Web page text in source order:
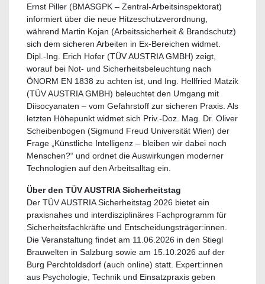
Ernst Piller (BMASGPK – Zentral-Arbeitsinspektorat)
informiert über die neue Hitzeschutzverordnung,
während Martin Kojan (Arbeitssicherheit & Brandschutz)
sich dem sicheren Arbeiten in Ex-Bereichen widmet.
Dipl.-Ing. Erich Hofer (TÜV AUSTRIA GMBH) zeigt,
worauf bei Not- und Sicherheitsbeleuchtung nach
ÖNORM EN 1838 zu achten ist, und Ing. Hellfried Matzik
(TÜV AUSTRIA GMBH) beleuchtet den Umgang mit
Diisocyanaten – vom Gefahrstoff zur sicheren Praxis. Als
letzten Höhepunkt widmet sich Priv.-Doz. Mag. Dr. Oliver
Scheibenbogen (Sigmund Freud Universität Wien) der
Frage „Künstliche Intelligenz – bleiben wir dabei noch
Menschen?“ und ordnet die Auswirkungen moderner
Technologien auf den Arbeitsalltag ein.
Über den TÜV AUSTRIA Sicherheitstag
Der TÜV AUSTRIA Sicherheitstag 2026 bietet ein
praxisnahes und interdisziplinäres Fachprogramm für
Sicherheitsfachkräfte und Entscheidungsträger:innen.
Die Veranstaltung findet am 11.06.2026 in den Stiegl
Brauwelten in Salzburg sowie am 15.10.2026 auf der
Burg Perchtoldsdorf (auch online) statt. Expert:innen
aus Psychologie, Technik und Einsatzpraxis geben